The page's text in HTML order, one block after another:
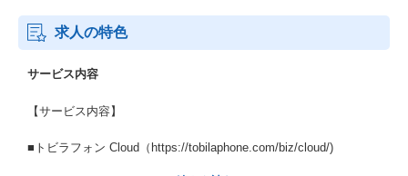
求人の特色
サービス内容
【サービス内容】
■トビラフォン Cloud（https://tobilaphone.com/biz/cloud/)